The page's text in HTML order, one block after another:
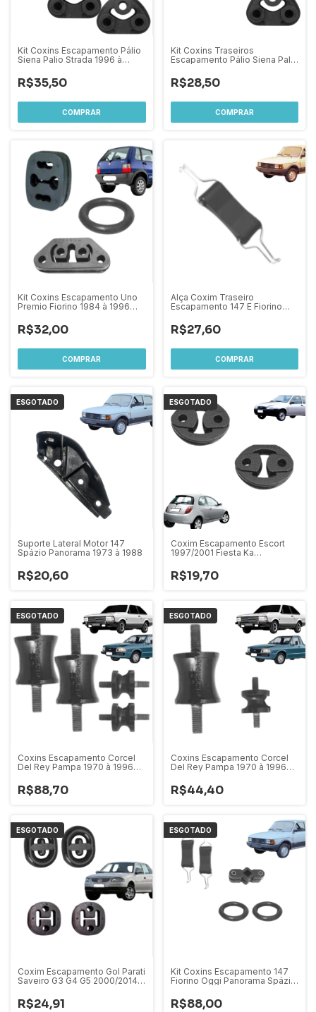
Kit Coxins Escapamento Pálio
Siena Palio Strada 1996 à
peças
R$35,50
Kit Coxins Traseiros
Escapamento Pálio Siena Palio
R$28,50
Kit Coxins Escapamento Uno
Premio Fiorino 1984 à 1996
R$32,00
Alça Coxim Traseiro
Escapamento 147 E Fiorino
1976 A 1988
R$27,60
ESGOTADO
Suporte Lateral Motor 147
Spázio Panorama 1973 à 1988
R$20,60
ESGOTADO
Coxim Escapamento Escort
1997/2001 Fiesta Ka
Par
R$19,70
ESGOTADO
Coxins Escapamento Corcel
Del Rey Pampa 1970 à 1996
peças
R$88,70
ESGOTADO
Coxins Escapamento Corcel
Del Rey Pampa 1970 à 1996
Par
R$44,40
ESGOTADO
Coxim Escapamento Gol Parati
Saveiro G3 G4 G5 2000/2014
R$24,91
ESGOTADO
Kit Coxins Escapamento 147
Fiorino Oggi Panorama Spázio
(05 pçs)
R$88,00